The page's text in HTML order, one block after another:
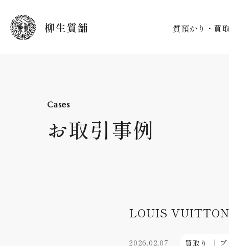
質預かり・買
お取引事例
Cases
LOUIS VUITTON
2026.02.07 買取り